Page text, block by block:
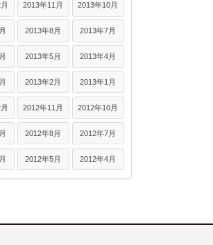
2013年11月 2013年10月
2013年8月 2013年7月
2013年5月 2013年4月
2013年2月 2013年1月
2012年11月 2012年10月
2012年8月 2012年7月
2012年5月 2012年4月